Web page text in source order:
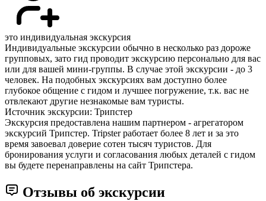
это индивидуальная экскурсия
Индивидуальные экскурсии обычно в несколько раз дороже
групповых, зато гид проводит экскурсию персонально для вас
или для вашей мини-группы. В случае этой экскурсии - до 3
человек. На подобных экскурсиях вам доступно более
глубокое общение с гидом и лучшее погружение, т.к. вас не
отвлекают другие незнакомые вам туристы.
Источник экскурсии: Трипстер
Экскурсия предоставлена нашим партнером - агрегатором
экскурсий Трипстер. Tripster работает более 8 лет и за это
время завоевал доверие сотен тысяч туристов. Для
бронирования услуги и согласования любых деталей с гидом
вы будете перенаправлены на сайт Трипстера.
Отзывы об экскурсии